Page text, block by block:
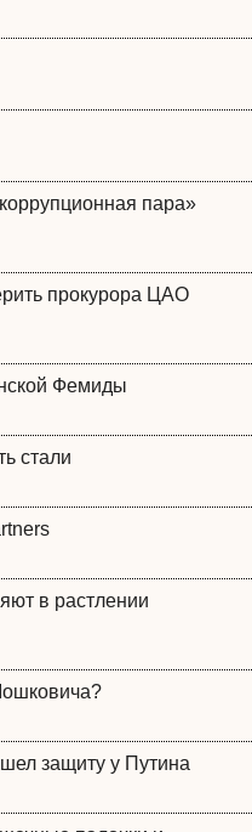
пара»
прокурора ЦАО
Фемиды
стали
в растлении
защиту у Путина